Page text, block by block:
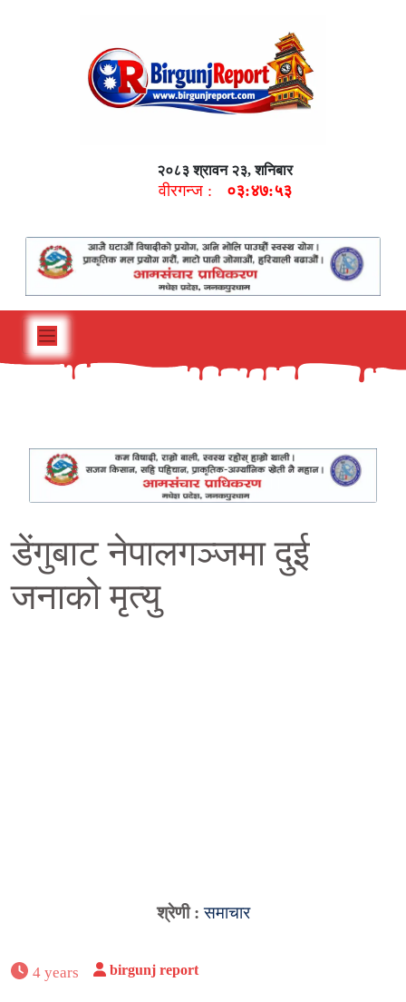
२०८३ श्रावन २३, शनिबार
वीरगन्ज : ०३:४७:५४
डेंगुबाट नेपालगञ्जमा दुई
जनाको मृत्यु
श्रेणी :समाचार
4 years birgunj report